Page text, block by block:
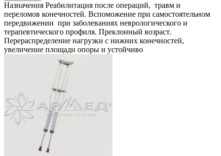
Назначения Реабилитация после операций, травм и
переломов конечностей. Вспоможение при самостоятельном
передвижении при заболеваниях неврологического и
терапевтического профиля. Преклонный возраст.
Перераспределение нагрузки с нижних конечностей,
увеличение площади опоры и устойчиво